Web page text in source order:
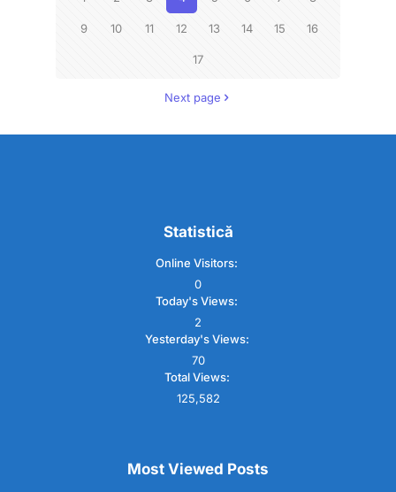
9 10 11 12 13 14 15 16
17
Next page
Statistică
Online Visitors:
0
Today's Views:
2
Yesterday's Views:
70
Total Views:
125,582
Most Viewed Posts